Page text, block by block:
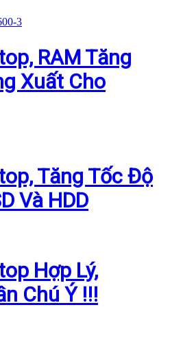
RAM Tăng
Xuất Cho
Tăng Tốc Độ
Và HDD
Hợp Lý,
Chú Ý !!!